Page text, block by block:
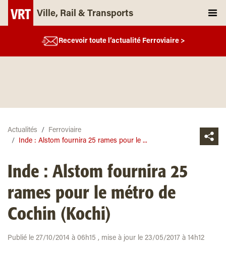
Ville, Rail & Transports
Recevoir toute l’actualité Ferroviaire >
Actualités
Ferroviaire
Inde : Alstom fournira 25 rames pour le ...
Inde : Alstom fournira 25
rames pour le métro de
Cochin (Kochi)
Publié le 27/10/2014 à 06h15 , mise à jour le 23/05/2017 à 14h12